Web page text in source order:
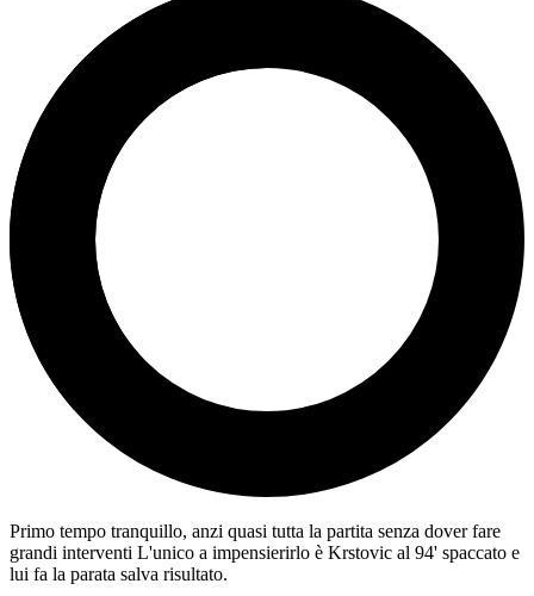
Primo tempo tranquillo, anzi quasi tutta la partita senza dover fare
grandi interventi L'unico a impensierirlo è Krstovic al 94' spaccato e
lui fa la parata salva risultato.